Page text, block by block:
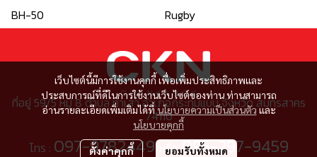
BH-50 Rugby
เว็บไซต์นี้มีการใช้งานคุกกี้ เพื่อเพิ่มประสิทธิภาพและ
ประสบการณ์ที่ดีในการใช้งานเว็บไซต์ของท่าน ท่านสามารถ
อ่านรายละเอียดเพิ่มเติมได้ที่นโยบายความเป็นส่วนตัวและ
นโยบายคุกกี้
ตั้งค่าคุกกี้ ยอมรับทั้งหมด
ที่อยู่ 59/5 หมู่ 8 ตำบล ท่าเสา อำเภอกระทุ่มแบน จังหวัด สมุทรสาคร
74110
โทร : 097-9782449 หรือ095-297-9459